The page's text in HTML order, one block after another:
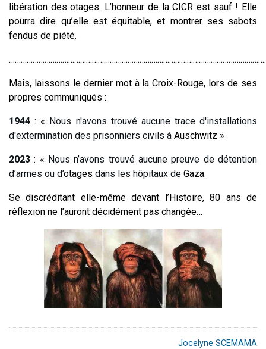
libération des otages. L’honneur de la CICR est sauf ! Elle
pourra dire qu’elle est équitable, et montrer ses sabots
fendus de piété.
Mais, laissons le dernier mot à la Croix-Rouge, lors de ses
propres communiqués :
1944 : « Nous n'avons trouvé aucune trace d'installations
d'extermination des prisonniers civils à Auschwitz »
2023 : « Nous n’avons trouvé aucune preuve de détention
d’armes ou d’otages dans les hôpitaux de Gaza.
Se discréditant elle-même devant l’Histoire, 80 ans de
réflexion ne l’auront décidément pas changée…
Jocelyne SCEMAMA